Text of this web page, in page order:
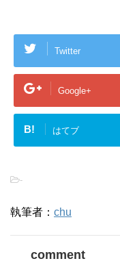
Twitter
Google+
B! はてブ
-
執筆者： chu
comment